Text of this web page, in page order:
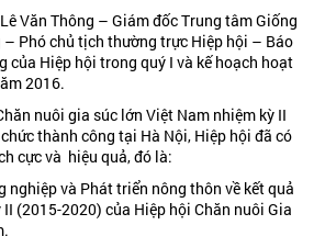
Văn Thông – Giám đốc Trung tâm Giống
Phó chủ tịch thường trực Hiệp hội – Báo
của Hiệp hội trong quý I và kế hoạch hoạt
2016.
nuôi gia súc lớn Việt Nam nhiệm kỳ II
thành công tại Hà Nội, Hiệp hội đã có
cực và hiệu quả, đó là:
nghiệp và Phát triển nông thôn về kết quả
(2015-2020) của Hiệp hội Chăn nuôi Gia